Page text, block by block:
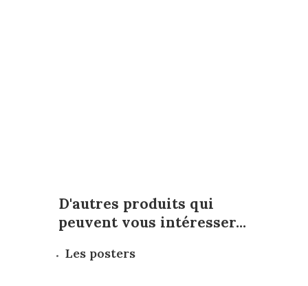
D'autres produits qui
peuvent vous intéresser...
Les posters